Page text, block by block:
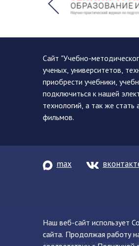
Наш веб-сайт использует
сайта. Продолжая работу
Сайт "Учебно-
ученых, университетов,
приобрести учебники,
подключиться к нашей
технологий, а так же
фильмов.
max
© 2013-2026 ФГБУ ДПО «УМЦ
Телефон:8 (495) 739-00-30